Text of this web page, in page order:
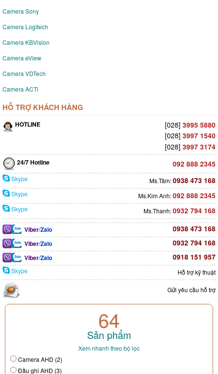
Camera Sony
Camera Logitech
Camera KBVision
Camera eView
Camera VDTech
Camera ACTi
HỖ TRỢ KHÁCH HÀNG
HOTLINE [028] 3995 5880
[028] 3997 1540
[028] 3997 3174
24/7 Hotline 092 888 2345
Skype Ms.Tâm:0938 473 168
Skype Ms.Kim Anh:092 888 2345
Skype Ms.Thanh:0932 794 168
Viber/Zalo 0938 473 168
Viber/Zalo 0932 794 168
Viber/Zalo 0918 151 957
Skype Hỗ trợ kỹ thuật
Gửi yêu cầu hỗ trợ
64
Sản phẩm
Xem nhanh theo bộ lọc
Camera AHD (2)
Đầu ghi AHD (3)